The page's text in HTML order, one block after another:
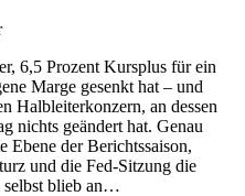
6,5 Prozent Kursplus für ein
Marge gesenkt hat – und
Halbleiterkonzern, an dessen
nichts geändert hat. Genau
Ebene der Berichtssaison,
und die Fed-Sitzung die
selbst blieb an…